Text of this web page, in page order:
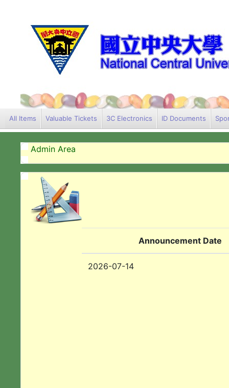
All Items Valuable Tickets 3C Electronics ID Documents
Admin Area
Announcement Date
2026-07-14